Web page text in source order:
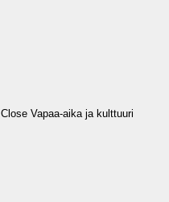
Close Vapaa-aika ja kulttuuri